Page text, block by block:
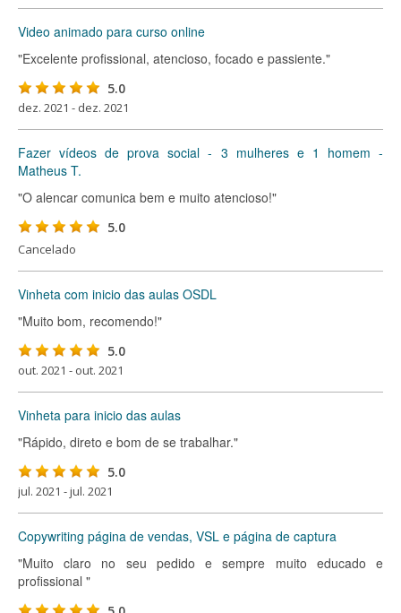
Video animado para curso online
"Excelente profissional, atencioso, focado e passiente."
5.0
dez. 2021 - dez. 2021
Fazer vídeos de prova social - 3 mulheres e 1 homem -
Matheus T.
"O alencar comunica bem e muito atencioso!"
5.0
Cancelado
Vinheta com inicio das aulas OSDL
"Muito bom, recomendo!"
5.0
out. 2021 - out. 2021
Vinheta para inicio das aulas
"Rápido, direto e bom de se trabalhar."
5.0
jul. 2021 - jul. 2021
Copywriting página de vendas, VSL e página de captura
"Muito claro no seu pedido e sempre muito educado e
profissional "